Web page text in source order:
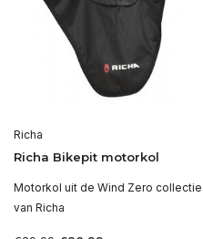
Richa
Richa Bikepit motorkol
Motorkol uit de Wind Zero collectie
van Richa